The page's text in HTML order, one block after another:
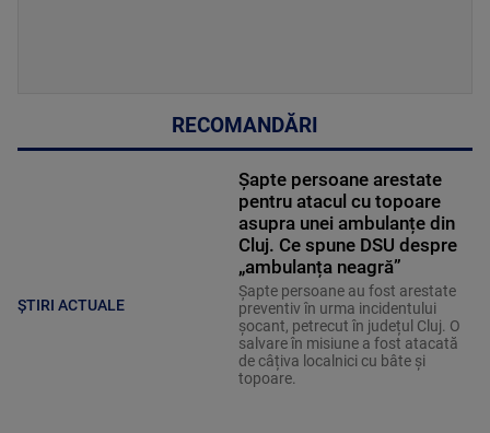
RECOMANDĂRI
ȘTIRI ACTUALE
Șapte persoane arestate
pentru atacul cu topoare
asupra unei ambulanțe din
Cluj. Ce spune DSU despre
„ambulanța neagră”
Șapte persoane au fost arestate
preventiv în urma incidentului
șocant, petrecut în județul Cluj. O
salvare în misiune a fost atacată
de câțiva localnici cu bâte și
topoare.